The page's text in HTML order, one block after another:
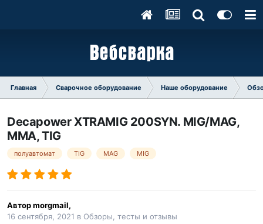
Главная Сварочное оборудование Наше оборудование
Decapower XTRAMIG 200SYN. MIG/MAG,
MMA, TIG
полуавтомат TIG MAG MIG
Авторmorgmail,
16 сентября, 2021 в Обзоры, тесты и отзывы